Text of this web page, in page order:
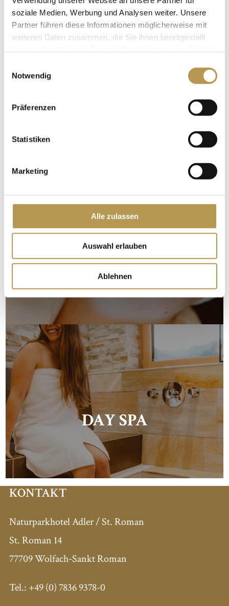
soziale Medien, Werbung und Analysen weiter. Unsere
Partner führen diese Informationen möglicherweise mit
weiteren Daten zusammen, die Sie ihnen bereitgestellt
Notwendig
Präferenzen
Statistiken
Marketing
Alle zulassen
Auswahl erlauben
Ablehnen
SPA-ANGEBOTE
DAY SPA
KONTAKT
Naturparkhotel Adler / St. Roman
St. Roman 14
77709 Wolfach-Sankt Roman
Tel.: +49 (0) 7836 9378-0